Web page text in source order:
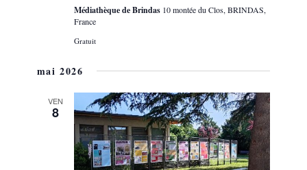
Évènements
Médiathèque de Brindas 10 montée du Clos, BRINDAS,
France
Gratuit
mai 2026
VEN
8